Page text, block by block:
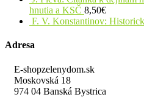
hnutia a KSČ 8,50€
F. V. Konstantinov:
Adresa
E-shopzelenydom.sk
Moskovská 18
974 04 Banská Bystrica